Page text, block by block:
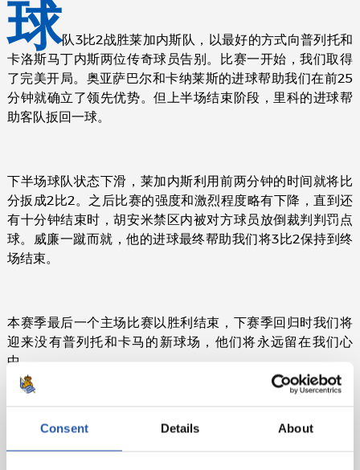
Consent Details About
球队3比2战胜莱加内斯队，以最好的方式向普列托和
卡洛斯马丁内斯两位传奇球员告别。比赛一开始，我们取得
了完美开局。奥亚萨巴尔和卡纳莱斯的进球帮助我们在前25
分钟就确立了领先优势。但上半场结束阶段，里科的进球帮
助客队扳回一球。
下半场球队状态下滑，莱加内斯利用前两分钟的时间就将比
分扳成2比2。之后比赛的强度和激烈程度略有下降，直到还
有十分钟结束时，胡安米禁区内被对方球员放倒裁判判罚点
球。威廉一蹴而就，他的进球最终帮助我们将3比2保持到终
场结束。
本赛季最后一个主场比赛以胜利结束，下赛季回归时我们将
迎来没有普列托和卡马的新球场，他们将永远留在我们心
中。